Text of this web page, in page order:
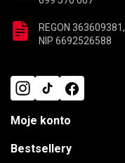
REGON 363609381,
NIP 6692526588
Moje konto
Bestsellery